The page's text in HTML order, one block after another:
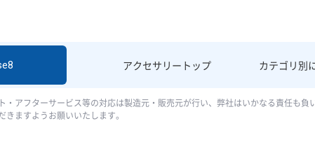
アクセサリー トップ カテゴリ別
アフターサービス等の対応は製造元・販売元が行い、弊社はいかなる責任も負
ますようお願いいたします。